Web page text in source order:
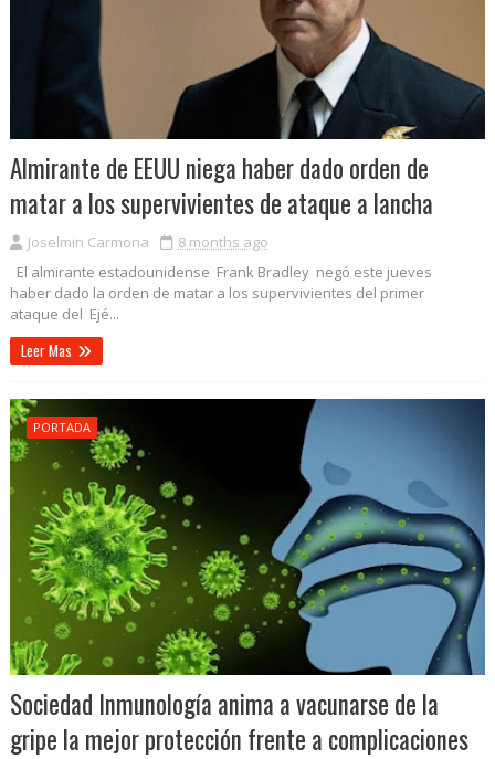
Almirante de EEUU niega haber dado orden de
matar a los supervivientes de ataque a lancha
Joselmin Carmona
8 months ago
El almirante estadounidense Frank Bradley negó este jueves
haber dado la orden de matar a los supervivientes del primer
ataque del Ejé...
Leer Mas
PORTADA
Sociedad Inmunología anima a vacunarse de la
gripe la mejor protección frente a complicaciones